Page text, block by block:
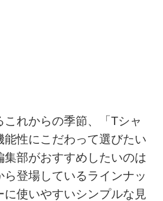
れからの季節、「Tシャ
能性にこだわって選びたい
集部がおすすめしたいのは
ら登場しているラインナッ
に使いやすいシンプルな見